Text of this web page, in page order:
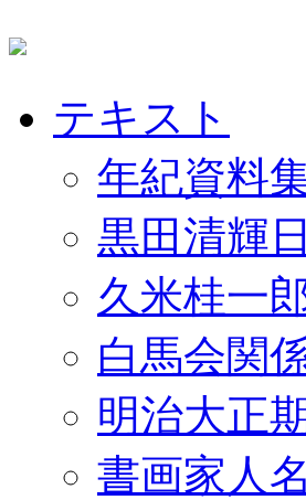
テキスト
年紀資料
黒田清輝
久米桂一
白馬会関
明治大正
書画家人